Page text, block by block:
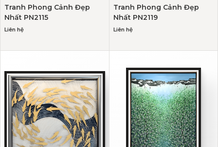
Tranh Phong Cảnh Đẹp
Nhất PN2115
Liên hệ
Tranh Phong Cảnh Đẹp
Nhất PN2119
Liên hệ